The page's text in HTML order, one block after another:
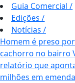
Guia Comercial /
Edições /
Notícias /
Homem é preso
cachorro no bairro
relatório que
milhões em